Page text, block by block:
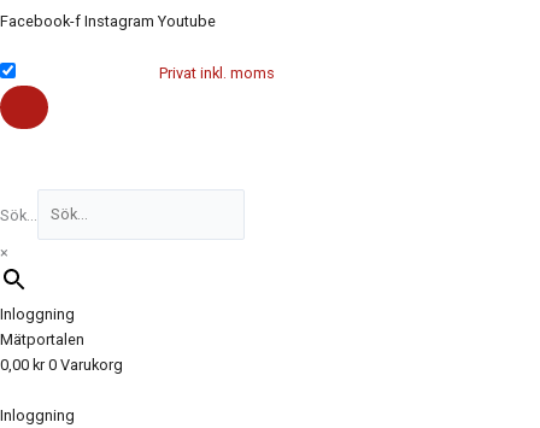
Facebook-f Instagram Youtube
Privat inkl. moms
Sök...
×
Inloggning
Mätportalen
0,00 kr 0 Varukorg
Inloggning